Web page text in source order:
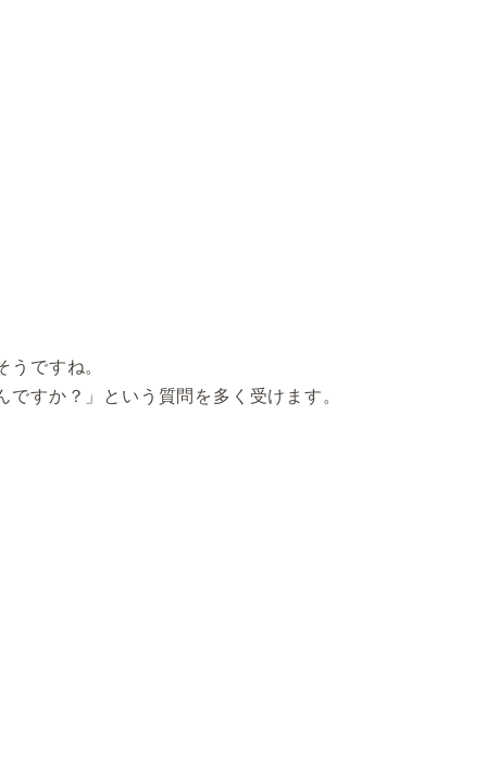
ですね。
すか？」という質問を多く受けます。